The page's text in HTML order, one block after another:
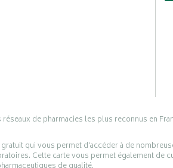
réseaux de pharmacies les plus reconnus en
qui vous permet d’accéder à de
Cette carte vous permet également de